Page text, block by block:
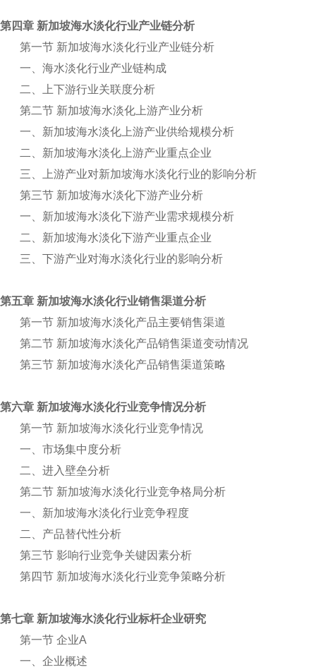
第四章 新加坡海水淡化行业产业链分析
第一节 新加坡海水淡化行业产业链分析
一、海水淡化行业产业链构成
二、上下游行业关联度分析
第二节 新加坡海水淡化上游产业分析
一、新加坡海水淡化上游产业供给规模分析
二、新加坡海水淡化上游产业重点企业
三、上游产业对新加坡海水淡化行业的影响分析
第三节 新加坡海水淡化下游产业分析
一、新加坡海水淡化下游产业需求规模分析
二、新加坡海水淡化下游产业重点企业
三、下游产业对海水淡化行业的影响分析
第五章 新加坡海水淡化行业销售渠道分析
第一节 新加坡海水淡化产品主要销售渠道
第二节 新加坡海水淡化产品销售渠道变动情况
第三节 新加坡海水淡化产品销售渠道策略
第六章 新加坡海水淡化行业竞争情况分析
第一节 新加坡海水淡化行业竞争情况
一、市场集中度分析
二、进入壁垒分析
第二节 新加坡海水淡化行业竞争格局分析
一、新加坡海水淡化行业竞争程度
二、产品替代性分析
第三节 影响行业竞争关键因素分析
第四节 新加坡海水淡化行业竞争策略分析
第七章 新加坡海水淡化行业标杆企业研究
第一节 企业A
一、企业概述